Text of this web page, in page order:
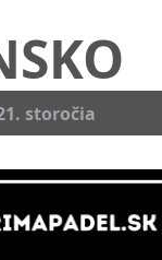
storočia